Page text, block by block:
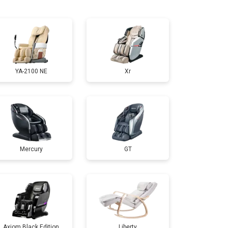
3300 ₽ Заказать
4400 ₽ Заказать
6200 ₽ Заказать
3500 ₽ Заказать
4100 ₽
3700 ₽ Заказать
YA-2100 NE Xr
Mercury GT